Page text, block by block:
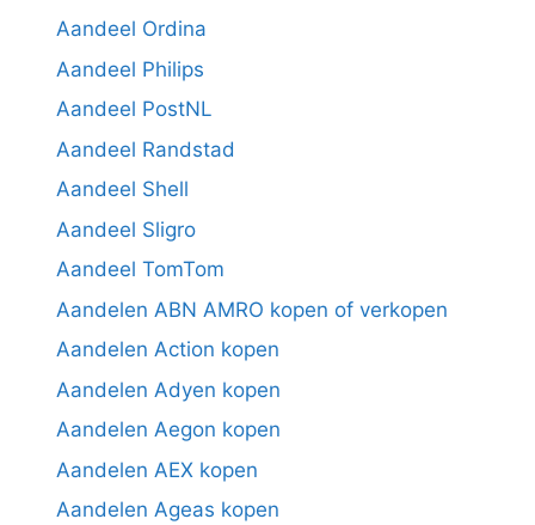
Aandeel Ordina
Aandeel Philips
Aandeel PostNL
Aandeel Randstad
Aandeel Shell
Aandeel Sligro
Aandeel TomTom
Aandelen ABN AMRO kopen of verkopen
Aandelen Action kopen
Aandelen Adyen kopen
Aandelen Aegon kopen
Aandelen AEX kopen
Aandelen Ageas kopen